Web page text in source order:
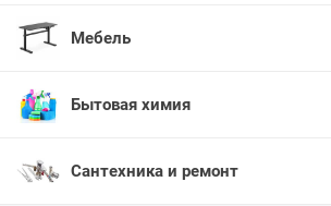
Мебель
Бытовая химия
Сантехника и ремонт